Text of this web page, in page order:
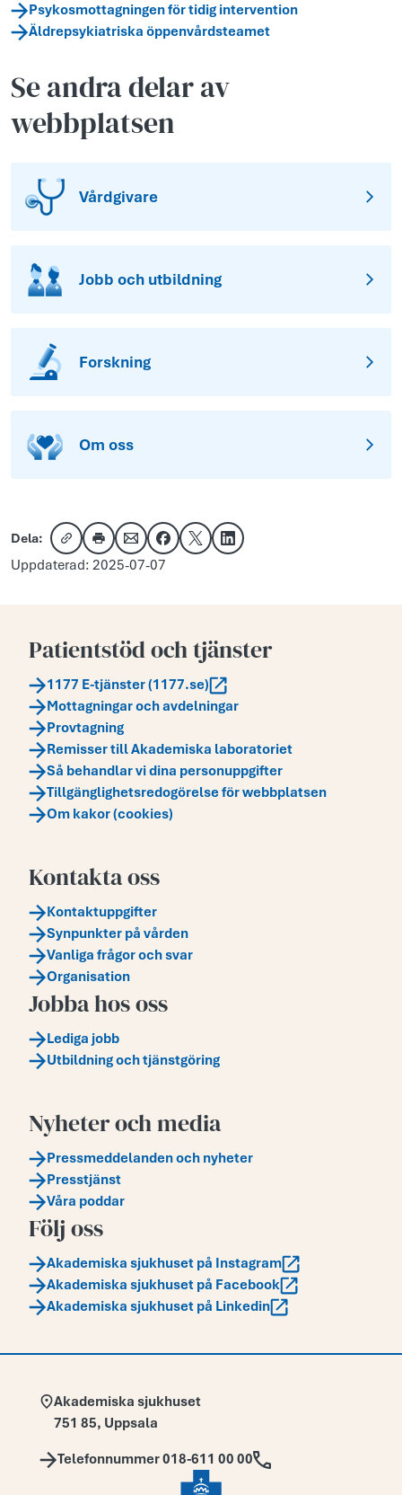
Psykosmottagningen för tidig intervention
Äldrepsykiatriska öppenvårdsteamet
Se andra delar av
webbplatsen
Vårdgivare
Jobb och utbildning
Forskning
Om oss
Dela:
Kopiera länk
Skriv utDela via e-post
Dela på Facebook
Dela på XDela på LinkedIn
Uppdaterad: 2025-07-07
Patientstöd och tjänster
1177 E-tjänster (1177.se)
Mottagningar och avdelningar
Provtagning
Remisser till Akademiska laboratoriet
Så behandlar vi dina personuppgifter
Tillgänglighetsredogörelse för webbplatsen
Om kakor (cookies)
Kontakta oss
Kontaktuppgifter
Synpunkter på vården
Vanliga frågor och svar
Organisation
Jobba hos oss
Lediga jobb
Utbildning och tjänstgöring
Nyheter och media
Pressmeddelanden och nyheter
Presstjänst
Våra poddar
Följ oss
Akademiska sjukhuset på Instagram
Akademiska sjukhuset på Facebook
Akademiska sjukhuset på Linkedin
Adress:
Akademiska sjukhuset
751 85, Uppsala
Telefon:
Telefonnummer 018-611 00 00